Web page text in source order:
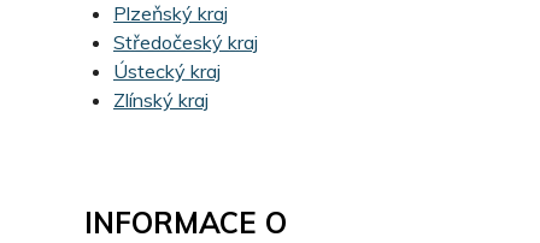
Plzeňský kraj
Středočeský kraj
Ústecký kraj
Zlínský kraj
INFORMACE O